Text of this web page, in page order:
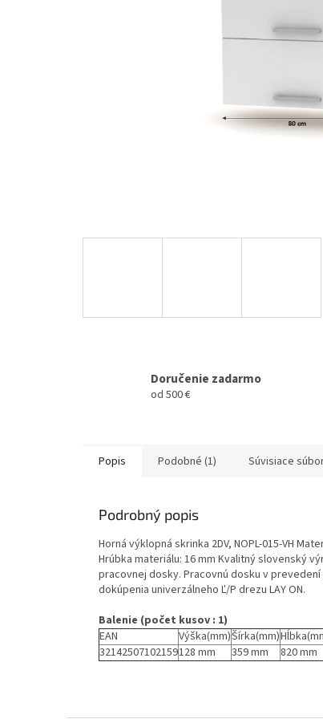
Doručenie zadarmo
od 500 €
Popis Podobné (1) Súvisiace
Podrobný popis
Horná výklopná skrinka 2DV, NOPL-015-VH
Hrúbka materiálu: 16 mm Kvalitný slovenský
pracovnej dosky. Pracovnú dosku v
dokúpenia univerzálneho Ľ/P drezu LAY ON.
Balenie (počet kusov : 1)
EAN
Výška(mm)Šírka(mm)
32142507102159128 mm 359 mm 820 mm